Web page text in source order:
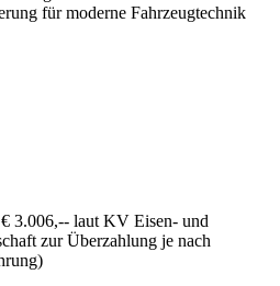
für moderne Fahrzeugtechnik
3.006,-- laut KV Eisen- und
zur Überzahlung je nach